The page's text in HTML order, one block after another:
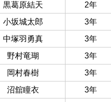
黒葛原結天 2年
小坂城太郎 3年
中塚羽勇真 3年
野村竜瑚 3年
岡村春樹 3年
沼舘瞳衣 3年